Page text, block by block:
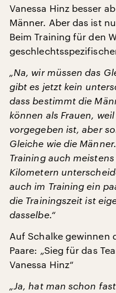
Vanessa Hinz besser
Männer. Aber das ist
Beim Training für den
„Na, wir müssen das
gibt es jetzt kein
dass bestimmt die
können als Frauen,
vorgegeben ist, aber
Gleiche wie die
Training auch
Kilometern
auch im Training ein
die Trainingszeit ist
dasselbe.“
Auf Schalke gewinnen
Paare: „Sieg für das
Vanessa Hinz“
„Ja, hat man schon